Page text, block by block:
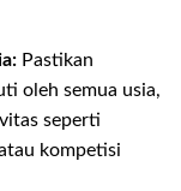
Pastikan
oleh semua usia,
seperti
kompetisi